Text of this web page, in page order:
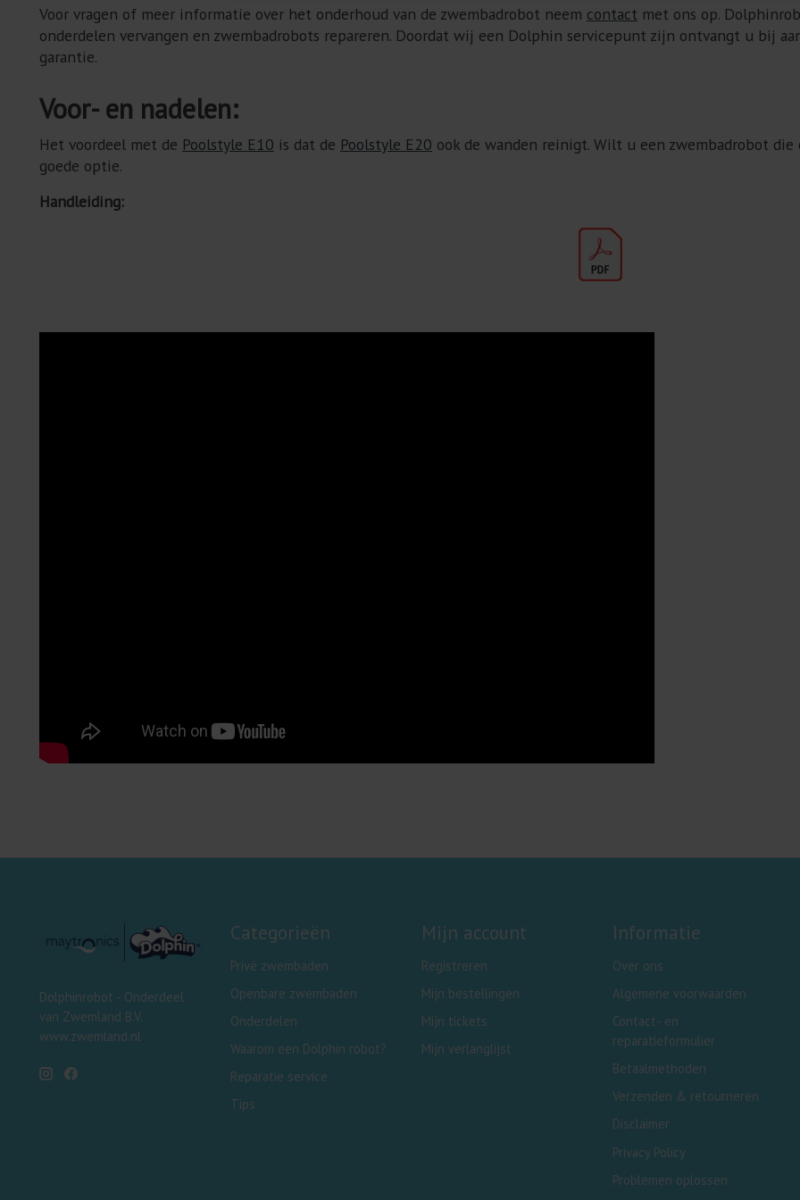
Voor vragen of meer informatie over het onderhoud van de zwembadrobot neem contact met ons op.
onderdelen vervangen en zwembadrobots repareren. Doordat wij een Dolphin servicepunt zijn ontvangt u bij
garantie.
Voor- en nadelen:
Het voordeel met de Poolstyle E10 is dat de Poolstyle E20 ook de wanden reinigt. Wilt u een zwembadrobot
goede optie.
Handleiding:
Dolphinrobot - Onderdeel
van Zwemland B.V.
www.zwemland.nl
Categorieën
Privé zwembaden
Openbare zwembaden
Onderdelen
Waarom een Dolphin robot?
Reparatie service
Tips
Mijn account
Registreren
Mijn bestellingen
Mijn tickets
Mijn verlanglijst
Informatie
Over ons
Algemene voorwaarden
Contact- en
reparatieformulier
Betaalmethoden
Verzenden & retourneren
Disclaimer
Privacy Policy
Problemen oplossen